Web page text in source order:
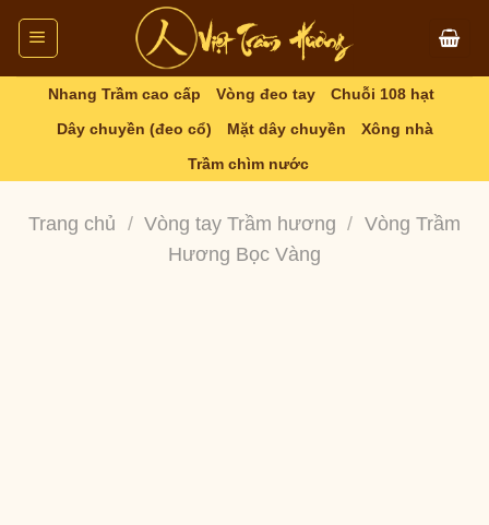
Skip
content
Nhang Trầm cao cấp Vòng đeo tay
Chuỗi 108 hạt
Dây chuyền (đeo cổ)
Mặt dây chuyền
Xông nhà
Trầm chìm nước
Trang chủ / Vòng tay Trầm hương / Vòng Trầm
Hương Bọc Vàng